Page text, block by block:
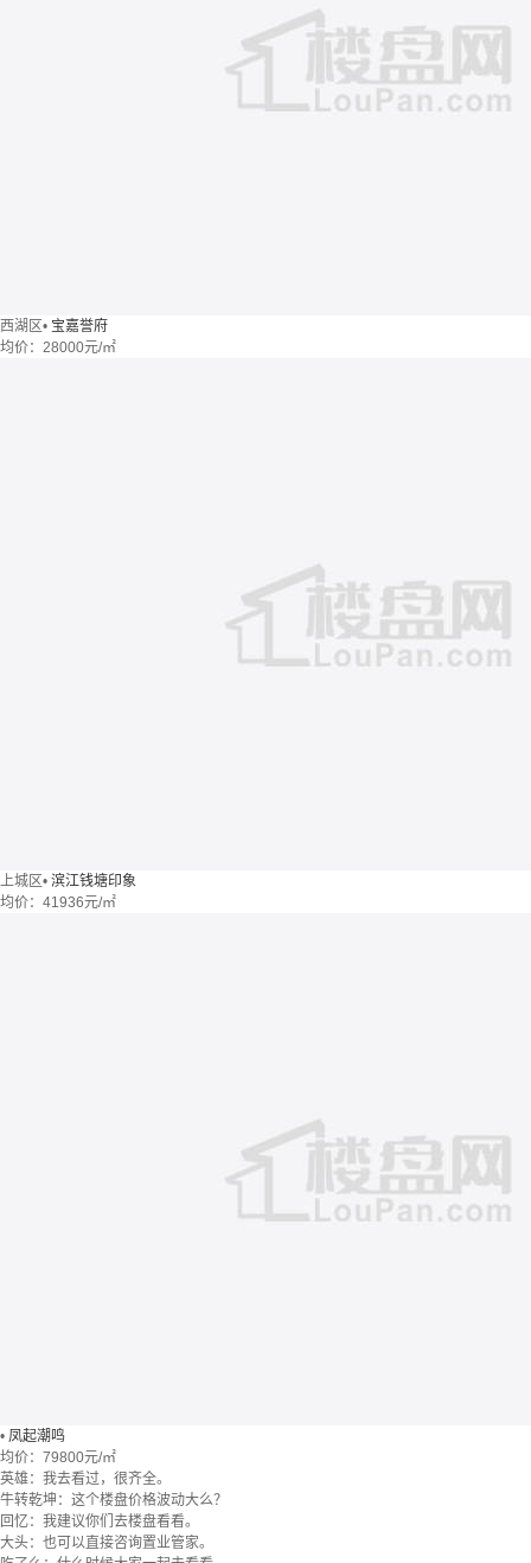
西湖区• 宝嘉誉府
均价： 28000元/㎡
上城区• 滨江钱塘印象
均价： 41936元/㎡
• 凤起潮鸣
均价： 79800元/㎡
英雄：我去看过，很齐全。
牛转乾坤：这个楼盘价格波动大么？
回忆：我建议你们去楼盘看看。
大头：也可以直接咨询置业管家。